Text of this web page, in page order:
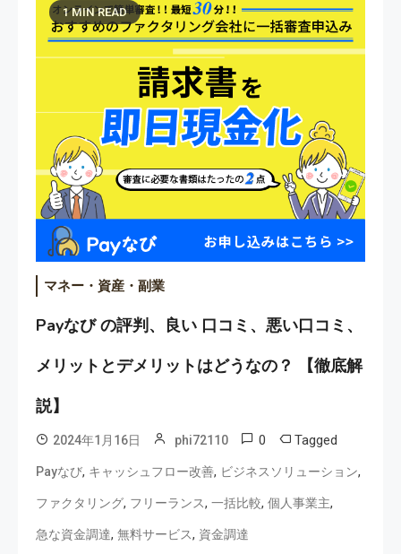
1 MIN READ
マネー・資産・副業
Payなび の評判、良い 口コミ、悪い口コミ、
メリットとデメリットはどうなの？ 【徹底解
説】
2024年1月16日 phi72110 0 Tagged
Payなび, キャッシュフロー改善, ビジネスソリューション,
ファクタリング, フリーランス, 一括比較, 個人事業主,
急な資金調達, 無料サービス, 資金調達